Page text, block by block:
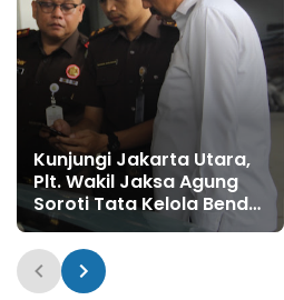
Kunjungi Jakarta Utara,
Plt. Wakil Jaksa Agung
Soroti Tata Kelola Benda
Sitaan dan Barang Bukti